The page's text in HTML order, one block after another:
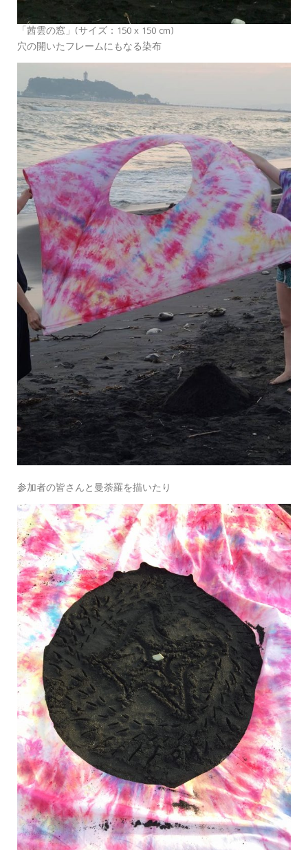
「茜雲の窓」(サイズ：150 x 150 cm)
穴の開いたフレームにもなる染布
参加者の皆さんと曼荼羅を描いたり